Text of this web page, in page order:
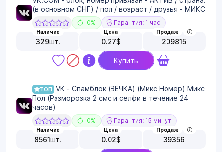
(в основном СНГ) / пол / возраст / друзья - МИКС
0% Гарантия: 1 час
Наличие
329шт.
Цена
0.27$
Продаж
209815
Купить
ТОП
VK - Спамблок (ВЕЧКА) (Микс Номер) Микс
Пол (Разморозка 2 смс и селфи в течение 24
часов)
0% Гарантия: 15 минут
Наличие
8561шт.
Цена
0.02$
Продаж
39356